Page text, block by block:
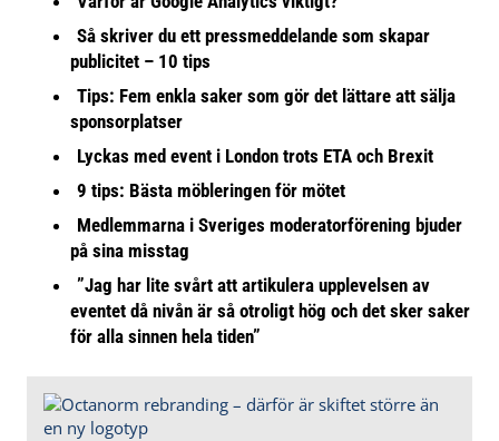
Så skriver du ett pressmeddelande som skapar
publicitet – 10 tips
Tips: Fem enkla saker som gör det lättare att sälja
sponsorplatser
Lyckas med event i London trots ETA och Brexit
9 tips: Bästa möbleringen för mötet
Medlemmarna i Sveriges moderatorförening bjuder
på sina misstag
”Jag har lite svårt att artikulera upplevelsen av
eventet då nivån är så otroligt hög och det sker saker
för alla sinnen hela tiden”